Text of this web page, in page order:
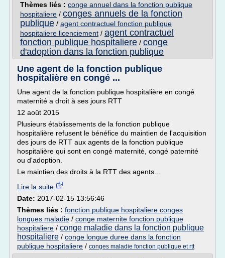
Thèmes liés : conge annuel dans la fonction publique
hospitaliere / conges annuels de la fonction
publique / agent contractuel fonction publique
hospitaliere licenciement / agent contractuel
fonction publique hospitaliere / conge
d'adoption dans la fonction publique
Une agent de la fonction publique
hospitalière en congé ...
Une agent de la fonction publique hospitalière en congé
maternité a droit à ses jours RTT
12 août 2015
Plusieurs établissements de la fonction publique
hospitalière refusent le bénéfice du maintien de l'acquisition
des jours de RTT aux agents de la fonction publique
hospitalière qui sont en congé maternité, congé paternité
ou d'adoption.
Le maintien des droits à la RTT des agents...
Lire la suite
Date: 2017-02-15 13:56:46
Thèmes liés : fonction publique hospitaliere conges
longues maladie / conge maternite fonction publique
hospitaliere / conge maladie dans la fonction publique
hospitaliere / conge longue duree dans la fonction
publique hospitaliere / conges maladie fonction publique et rtt